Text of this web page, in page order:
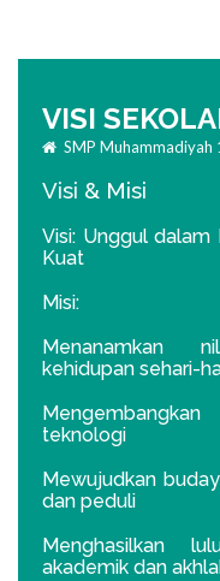
VISI
SMP Muhammadiyah
Visi & Misi
Visi: Unggul dalam
Kuat
Misi:
Menanamkan
kehidupan sehari-
teknologi
Mewujudkan
dan peduli
Menghasilkan
akademik dan